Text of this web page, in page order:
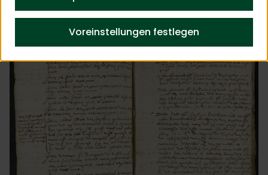
die Antwerpener Tulpen als „Ursprung aller Freuden”
Voreinstellungen festlegen